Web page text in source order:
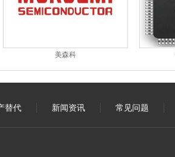
美森科
替代 新闻资讯 常见问题